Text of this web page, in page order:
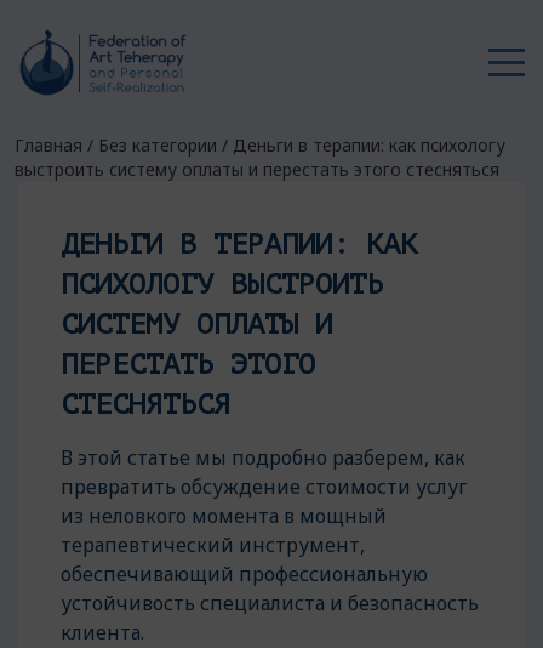
Главная / Без категории / Деньги в терапии: как психологу
выстроить систему оплаты и перестать этого стесняться
ДЕНЬГИ В ТЕРАПИИ: КАК
ПСИХОЛОГУ ВЫСТРОИТЬ
СИСТЕМУ ОПЛАТЫ И
ПЕРЕСТАТЬ ЭТОГО
СТЕСНЯТЬСЯ
В этой статье мы подробно разберем, как
превратить обсуждение стоимости услуг
из неловкого момента в мощный
терапевтический инструмент,
обеспечивающий профессиональную
устойчивость специалиста и безопасность
клиента.